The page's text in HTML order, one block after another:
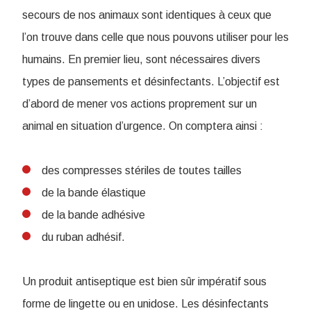
secours de nos animaux sont identiques à ceux que
l’on trouve dans celle que nous pouvons utiliser pour les
humains. En premier lieu, sont nécessaires divers
types de pansements et désinfectants. L’objectif est
d’abord de mener vos actions proprement sur un
animal en situation d’urgence. On comptera ainsi :
des compresses stériles de toutes tailles
de la bande élastique
de la bande adhésive
du ruban adhésif.
Un produit antiseptique est bien sûr impératif sous
forme de lingette ou en unidose. Les désinfectants